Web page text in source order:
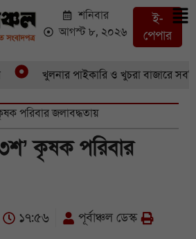
শনিবার
আগস্ট ৮, ২০২৬
ই-
পেপার
খুলনার পাইকারি ও খুচরা বাজারে সবজি-
পরিবার জলাবদ্ধতায়
কৃষক পরিবার
১৭:৫৬ পূর্বাঞ্চল ডেস্ক